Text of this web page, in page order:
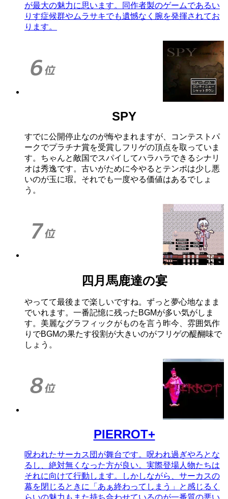
が最大の魅力に思います。同作者製のゲームであるい
りす症候群やムラサキでも遺憾なく腕を発揮されてお
ります。
SPY
すでに公開停止なのが悔やまれますが、コンテストパ
ークでプラチナ賞を受賞しフリゲの頂点を取っていま
す。ちゃんと敵国でスパイしてハラハラできるシナリ
オは秀逸です。古いがために今やるとテンポは少し悪
いのが玉に瑕。それでも一度やる価値はあるでしょ
う。
四月馬鹿達の宴
やってて最後まで楽しいですね。ずっと夢心地なまま
でいれます。一番記憶に残ったBGMが多い気がしま
す。美麗なグラフィックがものを言う昨今、雰囲気作
りでBGMの果たす役割が大きいのがフリゲの醍醐味で
しょう。
PIERROT+
呪われたサーカス団が舞台です。呪われ過ぎやろとな
るし、絶対無くなった方が良い。実際登場人物たちは
それに向けて行動します。しかしながら、サーカスの
幕を閉じるときに「あぁ終わってしまう」と感じるく
らいの魅力もまた持ち合わせているのが一番質の悪い